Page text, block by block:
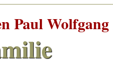
Paul